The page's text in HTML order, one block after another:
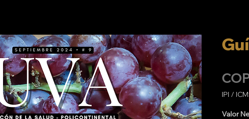
IPI /
Valor